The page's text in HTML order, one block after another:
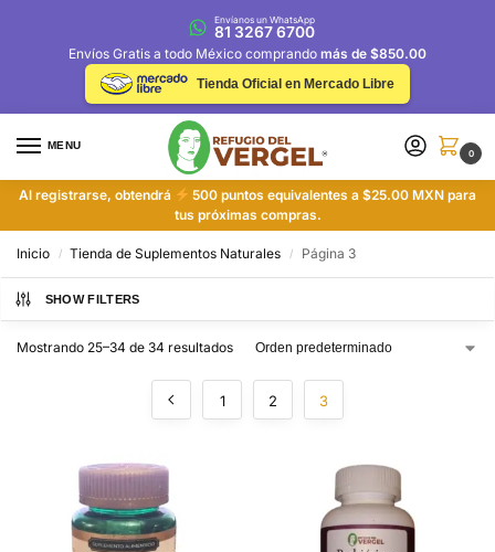
Envíanos un WhatsApp
81 3267 6700
Envíos Gratis a todo México comprando más de $850.00
Tienda Oficial en Mercado Libre
MENU
0
Al registrarse, obtendrá
500 puntos equivalentes a $25.00 MXN para
tus próximas compras.
Inicio / Tienda de Suplementos Naturales / Página 3
SHOW FILTERS
Mostrando 25–34 de 34 resultados
1 2 3